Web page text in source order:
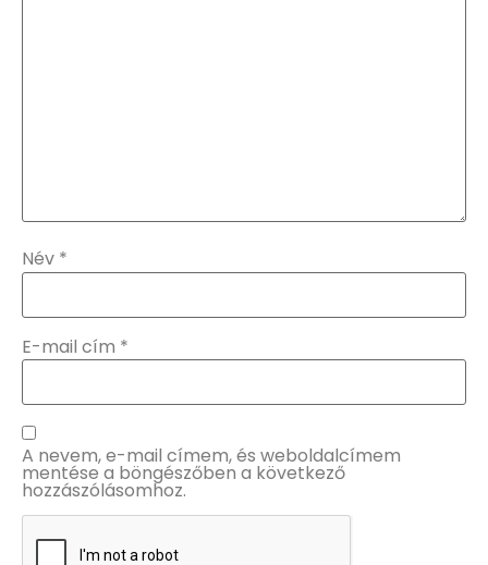
Név *
E-mail cím *
A nevem, e-mail címem, és weboldalcímem
mentése a böngészőben a következő
hozzászólásomhoz.